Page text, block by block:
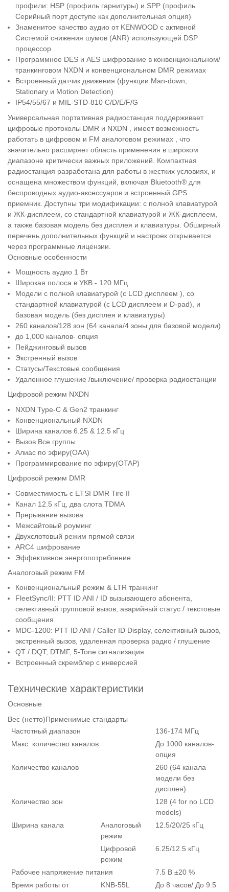
профили: HSP (профиль гарнитуры) и SPP (профиль
Серийный порт доступе как дополнительная опция)
Знаменитое качество аудио от KENWOOD с активной
Системой снижения шумов (ANR) использующей DSP
процессор
Программное DES и AES шифрование в конвенциональном/
транкинговом NXDN и конвенциональном DMR режимах
Встроенный датчик движения (функции Man-down,
Stationary и Motion Detection)
IP54/55/67 и MIL-STD-810 C/D/E/F/G
Универсальная портативная радиостанция поддерживает
цифровые протоколы DMR и NXDN , имеет возможность
работать в цифровом и FM аналоговом режимах , что
значительно расширяет область применения в широком
диапазоне критически важных приложений. Компактная
радиостанция разработана для работы в жестких условиях, и
оснащена множеством функций, включая Bluetooth® для
беспроводных аудио-аксессуаров и встроенный GPS
приемник. Доступны три модификации: с полной клавиатурой
и ЖК-дисплеем, со стандартной клавиатурой и ЖК-дисплеем,
а также базовая модель без дисплея и клавиатуры. Обширный
перечень дополнительных функций и настроек открывается
через программные лицензии.
Основные особенности
Мощность аудио 1 Вт
Широкая полоса в УКВ - 120 МГц
Модели с полной клавиатурой (с LCD дисплеем ), со
стандартной клавиатурой (с LCD дисплеем и D-pad), и
базовая модель (без дисплея и клавиатуры)
260 каналов/128 зон (64 канала/4 зоны для базовой модели)
до 1,000 каналов- опция
Пейджинговый вызов
Экстренный вызов
Статусы/Текстовые сообщения
Удаленное глушение /выключение/ проверка радиостанции
Цифровой режим NXDN
NXDN Type-C & Gen2 транкинг
Конвенциональный NXDN
Ширина каналов 6.25 & 12.5 кГц
Вызов Все группы
Алиас по эфиру(OAA)
Программирование по эфиру(OTAP)
Цифровой режим DMR
Совместимость с ETSI DMR Tire II
Канал 12.5 кГц, два слота TDMA
Прерывание вызова
Межсайтовый роуминг
Двухслотовый режим прямой связи
ARC4 шифрование
Эффективное энергопотребление
Аналоговый режим FM
Конвенциональный режим & LTR транкинг
FleetSync/II: PTT ID ANI / ID вызывающего абонента,
селективный групповой вызов, аварийный статус / текстовые
сообщения
MDC-1200: PTT ID ANI / Caller ID Display, селективный вызов,
экстренный вызов, удаленная проверка радио / глушение
QT / DQT, DTMF, 5-Tone сигнализация
Встроенный скремблер с инверсией
Технические характеристики
Основные
Вес (нетто)Применимые стандарты
Частотный диапазон
136-174 МГц
Макс. количество каналов
До 1000 каналов-
опция
Количество каналов
260 (64 канала
модели без
дисплея)
Количество зон
128 (4 for no LCD
models)
Ширина канала
Аналоговый
режим
12.5/20/25 кГц
Цифровой
режим
6.25/12.5 кГц
Рабочее напряжение питания
7.5 В ±20 %
Время работы от
KNB-55L
До 8 часов/ До 9.5